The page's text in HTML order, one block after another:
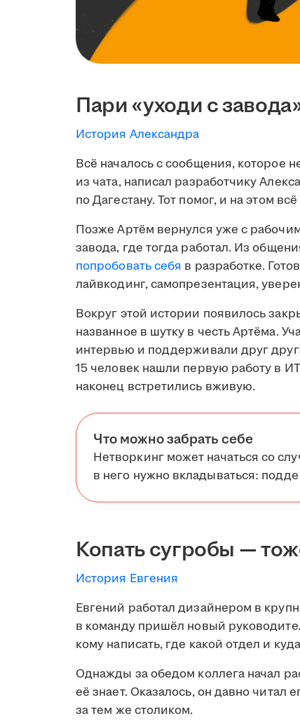
Пари «уходи с
История Александра
Всё началось с сообщения, которое
из чата, написал разработчику
по Дагестану. Тот помог, и на этом
Позже Артём вернулся уже с
завода, где тогда работал. Из
попробовать себя в разработке.
лайвкодинг, самопрезентация,
Вокруг этой истории появилось
названное в шутку в честь Артёма.
интервью и поддерживали друг
15 человек нашли первую работу в
наконец встретились вживую.
Что можно забрать себе
Нетворкинг может начаться со
в него нужно вкладываться:
Копать сугробы —
История Евгения
Евгений работал дизайнером в
в команду пришёл новый
кому написать, где какой отдел и
Однажды за обедом коллега начал
её знает. Оказалось, он давно читал
за тем же столиком.